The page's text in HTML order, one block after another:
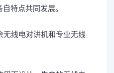
特点共同发展。
线电对讲机和专业无线